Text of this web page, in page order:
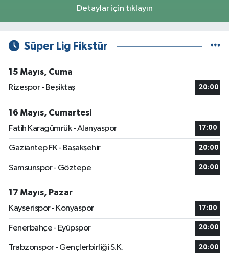
Detaylar için tıklayın
Süper Lig Fikstür
15 Mayıs, Cuma
Rizespor - Beşiktaş
20:00
16 Mayıs, Cumartesi
Fatih Karagümrük - Alanyaspor
17:00
Gaziantep FK - Başakşehir 20:00
Samsunspor - Göztepe 20:00
17 Mayıs, Pazar
Kayserispor - Konyaspor
17:00
Fenerbahçe - Eyüpspor 20:00
Trabzonspor - Gençlerbirliği S.K. 20:00